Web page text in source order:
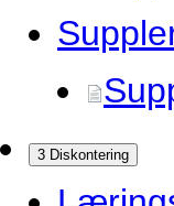
3 Diskontering